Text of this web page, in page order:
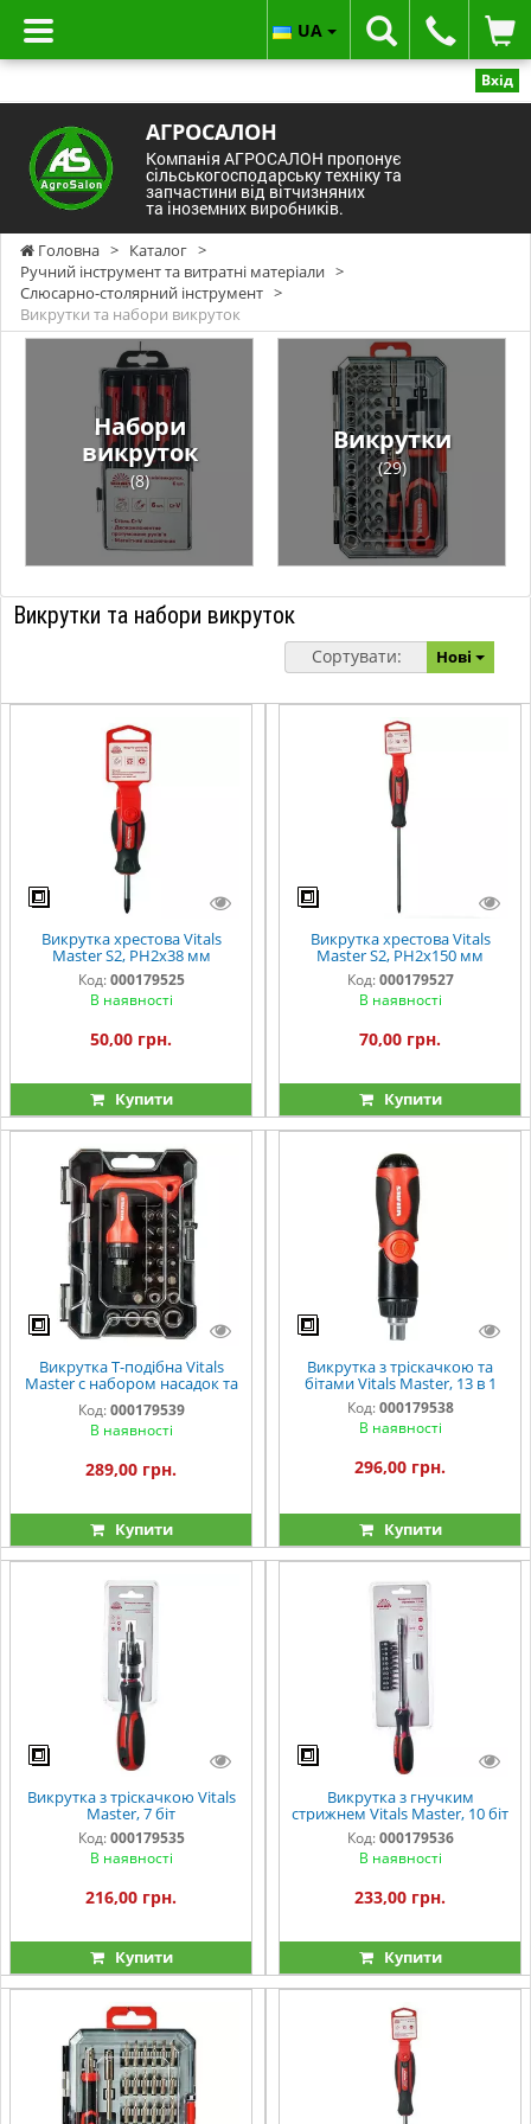
Вхід
АГРОСАЛОН
Компанія АГРОСАЛОН пропонує
сільськогосподарську техніку та
запчастини від вітчизняних
та іноземних виробників.
UA
Головна > Каталог >
Ручний інструмент та витратні матеріали >
Слюсарно-столярний інструмент >
Викрутки та набори викруток
Набори
викруток
(8)
Викрутки
(29)
Викрутки та набори викруток
Сортувати: Нові
Викрутка хрестова Vitals
Master S2, PH2х38 мм
Код: 000179525
В наявності
50,00 грн.
Купити
Викрутка хрестова Vitals
Master S2, PH2х150 мм
Код: 000179527
В наявності
70,00 грн.
Купити
Викрутка Т-подібна Vitals
Master с набором насадок та
головок, 24 шт.
Код: 000179539
В наявності
289,00 грн.
Купити
Викрутка з тріскачкою та
бітами Vitals Master, 13 в 1
Код: 000179538
В наявності
296,00 грн.
Купити
Викрутка з тріскачкою Vitals
Master, 7 біт
Код: 000179535
В наявності
216,00 грн.
Купити
Викрутка з гнучким
стрижнем Vitals Master, 10 біт
Код: 000179536
В наявності
233,00 грн.
Купити